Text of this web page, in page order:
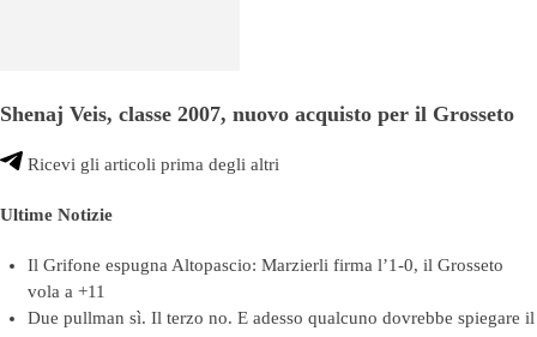
Shenaj Veis, classe 2007, nuovo acquisto per il Grosseto
Ricevi gli articoli prima degli altri
Ultime Notizie
Il Grifone espugna Altopascio: Marzierli firma l’1-0, il Grosseto
vola a +11
Due pullman sì. Il terzo no. E adesso qualcuno dovrebbe spiegare il